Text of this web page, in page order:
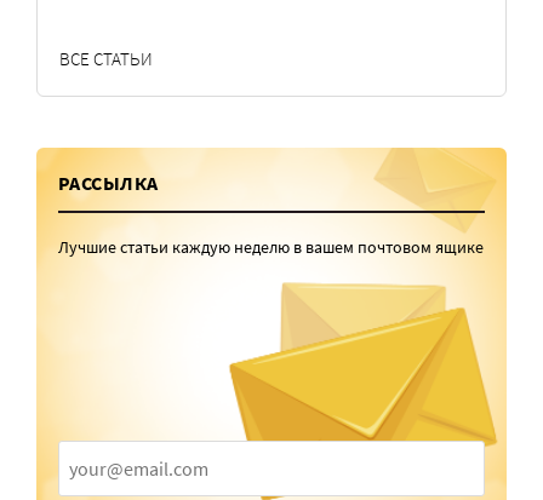
ВСЕ СТАТЬИ
РАССЫЛКА
Лучшие статьи каждую неделю в вашем почтовом ящике